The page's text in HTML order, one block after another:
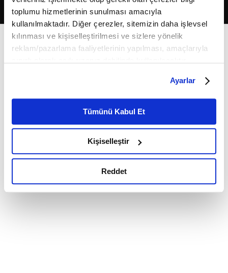
toplumu hizmetlerinin sunulması amacıyla
kullanılmaktadır. Diğer çerezler, sitemizin daha işlevsel
kılınması ve kişiselleştirilmesi ve sizlere yönelik
reklam/pazarlama faaliyetlerinin yapılması, amaçlarıyla
belirleyebilirsiniz. Çerezlere ilişkin detaylı bilgi için
Ayarlar butonuna tıklayabilir,Çerez Bilgilendirme
Metnimizi ziyaret edebilirsiniz.
6698 sayılı Kişisel Verilerin Korunması Kanunu uyarınca
okumak ve sitemizi ziyaretiniz kapsamında
gerçekleştirilen veri işleme faaliyetleri ile ilgili daha
detaylı bilgi almak için lütfentıklayınız.
Ayarlar
Tümünü Kabul Et
Kişiselleştir
Reddet